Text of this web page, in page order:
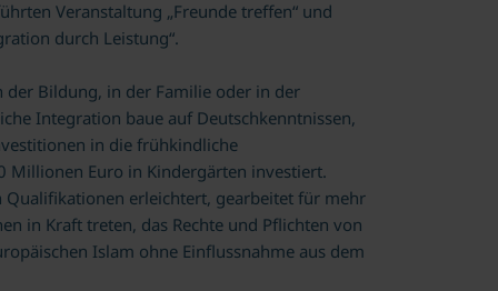
Veranstaltung „Freunde treffen“ und
durch Leistung“.
Bildung, in der Familie oder in der
Integration baue auf Deutschkenntnissen,
in die frühkindliche
Millionen Euro in Kindergärten investiert.
erleichtert, gearbeitet für mehr
in Kraft treten, das Rechte und Pflichten von
Islam ohne Einflussnahme aus dem